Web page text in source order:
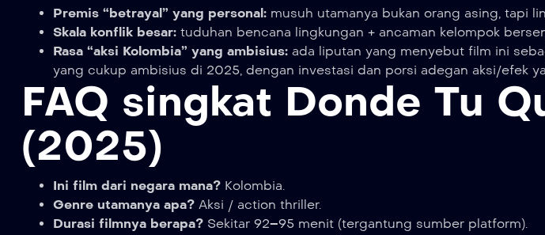
Premis “betrayal” yang personal: musuh utamanya bukan orang asing, tapi
Skala konflik besar: tuduhan bencana lingkungan + ancaman kelompok
Rasa “aksi Kolombia” yang ambisius: ada liputan yang menyebut film ini
yang cukup ambisius di 2025, dengan investasi dan porsi adegan aksi/efek
FAQ singkat Donde Tu
(2025)
Ini film dari negara mana? Kolombia.
Genre utamanya apa? Aksi / action thriller.
Durasi filmnya berapa? Sekitar 92–95 menit (tergantung sumber platform).